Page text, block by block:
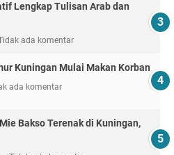
Lengkap Tulisan Arab dan
ada komentar
Kuningan Mulai Makan Korban
ada komentar
Bakso Terenak di Kuningan,